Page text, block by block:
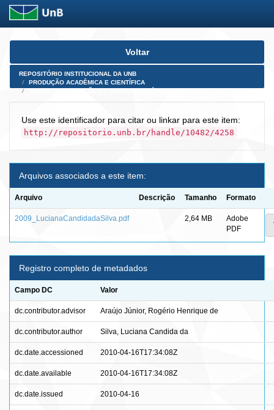
Skip
Voltar
REPOSITÓRIO INSTITUCIONAL DA UNB
PRODUÇÃO ACADÊMICA E CIENTÍFICA
Use este identificador para citar ou linkar para este item:
http://repositorio.unb.br/handle/10482/4258
Arquivos associados a este item:
Arquivo Descrição Tamanho Formato
2009_LucianaCandidadaSilva.pdf 2,64 MB
Adobe
PDF
Registro completo de metadados
Campo DC Valor
dc.contributor.advisor Araújo Júnior, Rogério Henrique de
dc.contributor.author Silva, Luciana Candida da
dc.date.accessioned 2010-04-16T17:34:08Z
dc.date.available 2010-04-16T17:34:08Z
dc.date.issued 2010-04-16